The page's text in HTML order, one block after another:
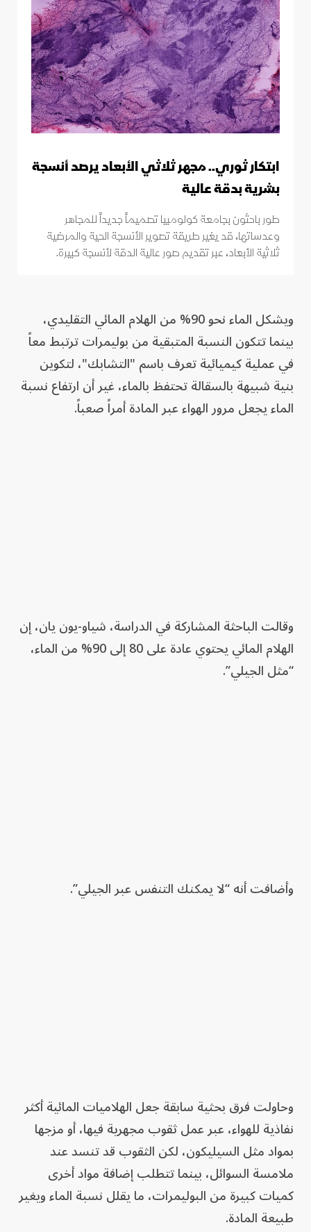
ابتكار ثوري.. مجهر ثلاثي الأبعاد يرصد أنسجة
بشرية بدقة عالية
طور باحثون بجامعة كولومبيا تصميماً جديداً للمجاهر
وعدساتها، قد يغير طريقة تصوير الأنسجة الحية والمرضية
ثلاثية الأبعاد، عبر تقديم صور عالية الدقة لأنسجة كبيرة.
ويشكل الماء نحو 90% من الهلام المائي التقليدي،
بينما تتكون النسبة المتبقية من بوليمرات ترتبط معاً
في عملية كيميائية تعرف باسم "التشابك"، لتكوين
بنية شبيهة بالسقالة تحتفظ بالماء، غير أن ارتفاع نسبة
الماء يجعل مرور الهواء عبر المادة أمراً صعباً.
وقالت الباحثة المشاركة في الدراسة، شياو-يون يان، إن
الهلام المائي يحتوي عادة على 80 إلى 90% من الماء،
“مثل الجيلي”.
وأضافت أنه “لا يمكنك التنفس عبر الجيلي”.
وحاولت فرق بحثية سابقة جعل الهلاميات المائية أكثر
نفاذية للهواء، عبر عمل ثقوب مجهرية فيها، أو مزجها
بمواد مثل السيليكون، لكن الثقوب قد تنسد عند
ملامسة السوائل، بينما تتطلب إضافة مواد أخرى
كميات كبيرة من البوليمرات، ما يقلل نسبة الماء ويغير
طبيعة المادة.